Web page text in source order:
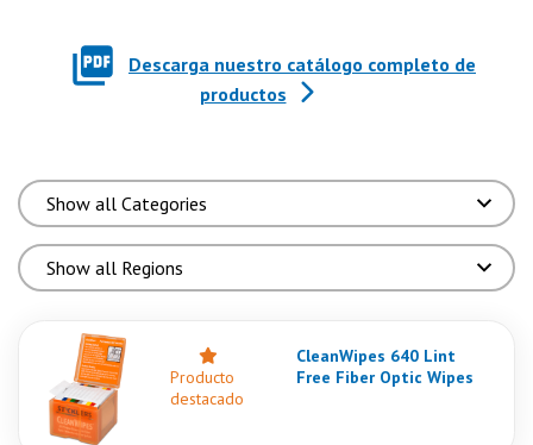
Descarga nuestro catálogo completo de
productos
Producto
destacado
CleanWipes 640 Lint
Free Fiber Optic Wipes